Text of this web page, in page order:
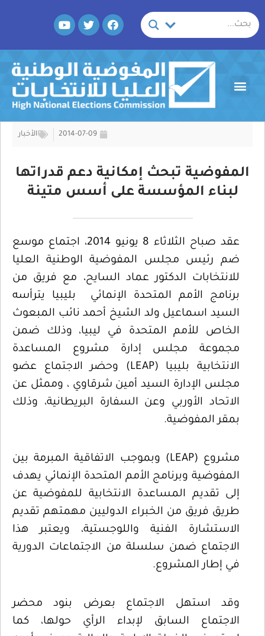
إلى
المحتوى
F
a
e
b
o
o
k
T
w
t
t
e
r
Y
o
t
b
e
Menu
2014-07-09 الأخبار
المفوضية تبحث إمكانية دعم قدراتها
لبناء المؤسسة على أسس متينة
عقد صباح الثلاثاء 8 يونيو 2014، اجتماع موسع
ضم رئيس مجلس المفوضية الوطنية العليا
للانتخابات الدكتور عماد السايح، مع فريق من
برنامج الأمم المتحدة الإنمائي بليبيا يترأسه
السيد اسماعيل ولد الشيخ أحمد نائب المبعوث
الخاص للأمم المتحدة في ليبيا، وذلك ضمن
مجموعة مجلس إدارة مشروع المساعدة
الانتخابية بليبيا (LEAP) وحضر الاجتماع عضو
مجلس الإدارة السيد أمين شرقاوي ، وممثل عن
الاتحاد الأوربي وعن السفارة البريطانية، وذلك
بمقر المفوضية.
مشروع (LEAP) وبموجب الاتفاقية المبرمة بين
المفوضية وبرنامج الأمم المتحدة الإنمائي يهدف
إلى تقديم المساعدة الانتخابية للمفوضية عن
طريق فريق من الخبراء الدوليين مهمتهم تقديم
الاستشارة الفنية واللوجستية، ويعتبر هذا
الاجتماع ضمن سلسلة من الاجتماعات الدورية
في إطار المشروع.
وقد استهل الاجتماع بعرض بنود محضر
الاجتماع السابق لإبداء الرأي حولها، كما